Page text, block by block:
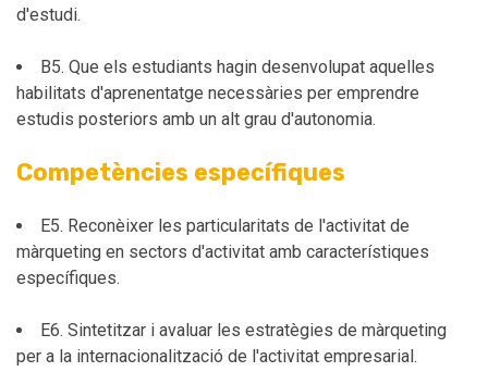
d'estudi.
B5. Que els estudiants hagin desenvolupat aquelles
habilitats d'aprenentatge necessàries per emprendre
estudis posteriors amb un alt grau d'autonomia.
Competències específiques
E5. Reconèixer les particularitats de l'activitat de
màrqueting en sectors d'activitat amb característiques
específiques.
E6. Sintetitzar i avaluar les estratègies de màrqueting
per a la internacionalització de l'activitat empresarial.